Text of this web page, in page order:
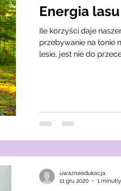
Energia lasu
Ile korzyści daje
przebywanie na łonie
lesie, jest nie do
uwaznaedukacja
11 gru 2020
1